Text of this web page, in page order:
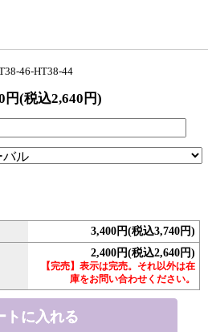
46-HT38-44
円(税込2,640円)
3,400円(税込3,740円)
2,400円(税込2,640円)
【完売】表示は完売。それ以外は在
庫をお問い合わせください。